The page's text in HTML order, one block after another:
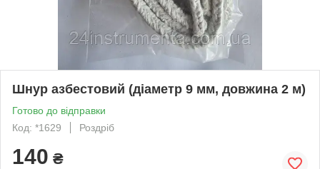
Шнур азбестовий (діаметр 9 мм, довжина 2 м)
Готово до відправки
Код: *1629
Роздріб
140 ₴